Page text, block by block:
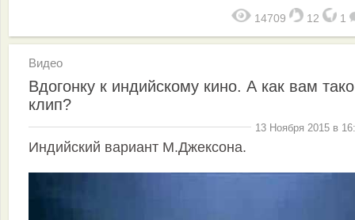
14709 12 1
Видео
Вдогонку к индийскому кино. А как вам
клип?
13 Ноября 2015 в
Индийский вариант М.Джексона.